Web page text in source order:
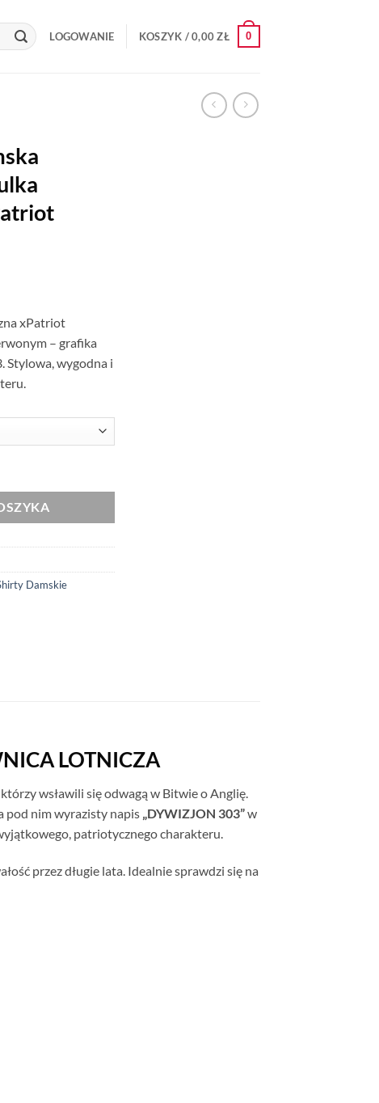
LOGOWANIE KOSZYK /0,00ZŁ 0
xPatriot
– grafika
Stylowa, wygodna i
Damskie
LOTNICZA
wsławili się odwagą w Bitwie o Anglię.
pod nim wyrazisty napis „DYWIZJON 303”w
patriotycznego charakteru.
przez długie lata. Idealnie sprawdzi się na